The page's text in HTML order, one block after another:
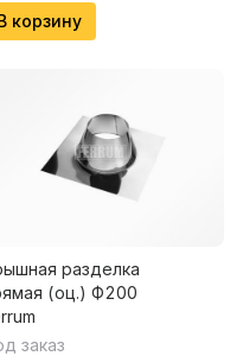
корзину
разделка
(оц.) Ф200
заказ